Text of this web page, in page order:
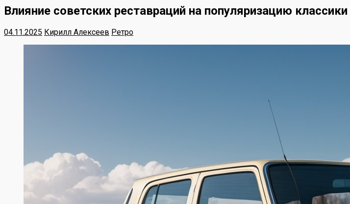
Влияние советских реставраций на популяризацию
04.11.2025 Кирилл Алексеев Ретро